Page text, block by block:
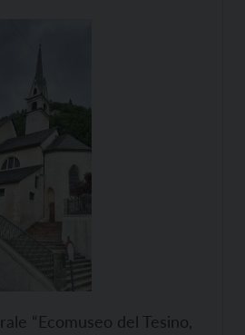
“Ecomuseo del Tesino,